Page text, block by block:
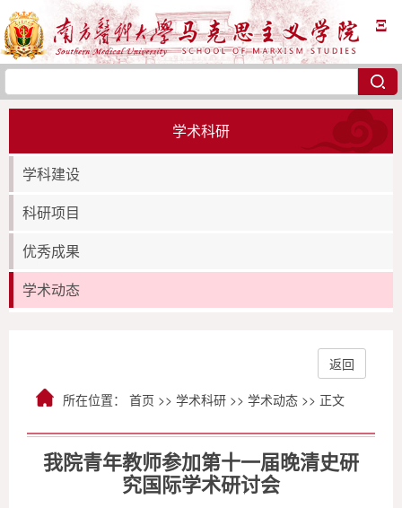
Ξ
学术科研
学科建设
科研项目
优秀成果
学术动态
所在位置： 首页 >> 学术科研 >> 学术动态 >> 正文
返回
我院青年教师参加第十一届晚清史研
究国际学术研讨会